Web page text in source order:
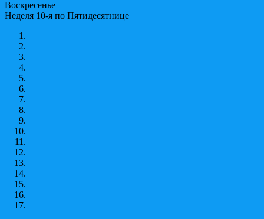
Воскресенье
Неделя 10-я по Пятидесятнице